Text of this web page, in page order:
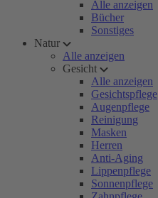
Alle anzeigen
Bücher
Sonstiges
Natur
Alle anzeigen
Gesicht
Alle anzeigen
Gesichtspflege
Augenpflege
Reinigung
Masken
Herren
Anti-Aging
Lippenpflege
Sonnenpflege